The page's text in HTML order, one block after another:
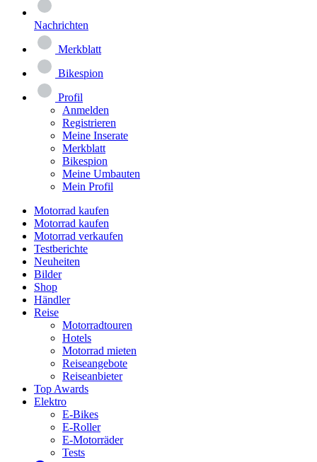
Nachrichten
Merkblatt
Bikespion
Profil
Anmelden
Registrieren
Meine Inserate
Merkblatt
Bikespion
Meine Umbauten
Mein Profil
Motorrad kaufen
Motorrad kaufen
Motorrad verkaufen
Testberichte
Neuheiten
Bilder
Shop
Händler
Reise
Motorradtouren
Hotels
Motorrad mieten
Reiseangebote
Reiseanbieter
Top Awards
Elektro
E-Bikes
E-Roller
E-Motorräder
Tests